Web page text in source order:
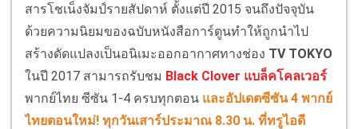
สารโชเน็งจัมป์รายสัปดาห์ ตั้งแต่ปี 2015 จนถึงปัจจุบัน
ด้วยความนิยมของฉบับหนังสือการ์ตูนทำให้ถูกนำไป
สร้างดัดแปลงเป็นอนิเมะออกอากาศทางช่อง TV TOKYO
ในปี 2017 สามารถรับชม Black Clover แบล็คโคลเวอร์
พากย์ไทย ซีซัน 1-4 ครบทุกตอน และอัปเดตซีซัน 4 พากย์
ไทยตอนใหม่! ทุกวันเสาร์ประมาณ 8.30 น. ที่ทรูไอดี